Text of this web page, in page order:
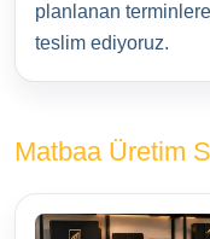
planlanan
teslim ediyoruz.
Matbaa Üretim